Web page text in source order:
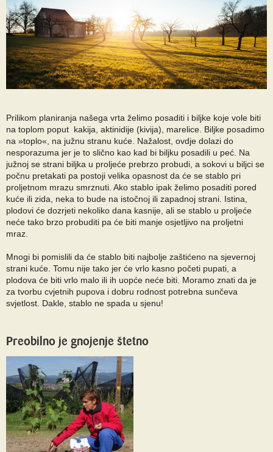
Prilikom planiranja našega vrta želimo posaditi i biljke koje vole biti
na toplom poput kakija, aktinidije (kivija), marelice. Biljke posadimo
na »toplo«, na južnu stranu kuće. Nažalost, ovdje dolazi do
nesporazuma jer je to slično kao kad bi biljku posadili u peć. Na
južnoj se strani biljka u proljeće prebrzo probudi, a sokovi u biljci se
počnu pretakati pa postoji velika opasnost da će se stablo pri
proljetnom mrazu smrznuti. Ako stablo ipak želimo posaditi pored
kuće ili zida, neka to bude na istočnoj ili zapadnoj strani. Istina,
plodovi će dozrjeti nekoliko dana kasnije, ali se stablo u proljeće
neće tako brzo probuditi pa će biti manje osjetljivo na proljetni
mraz.
Mnogi bi pomislili da će stablo biti najbolje zaštićeno na sjevernoj
strani kuće. Tomu nije tako jer će vrlo kasno početi pupati, a
plodova će biti vrlo malo ili ih uopće neće biti. Moramo znati da je
za tvorbu cvjetnih pupova i dobru rodnost potrebna sunčeva
svjetlost. Dakle, stablo ne spada u sjenu!
Preobilno je gnojenje štetno